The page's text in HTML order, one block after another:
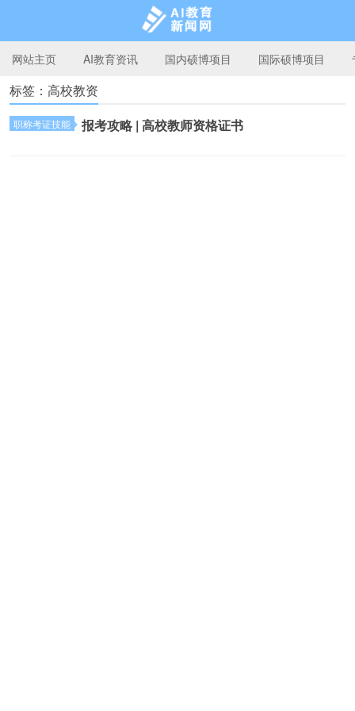
AI教育新闻网
网站主页 AI教育资讯 国内硕博项目 国际硕博项目
标签：高校教资
职称考证技能 报考攻略 | 高校教师资格证书